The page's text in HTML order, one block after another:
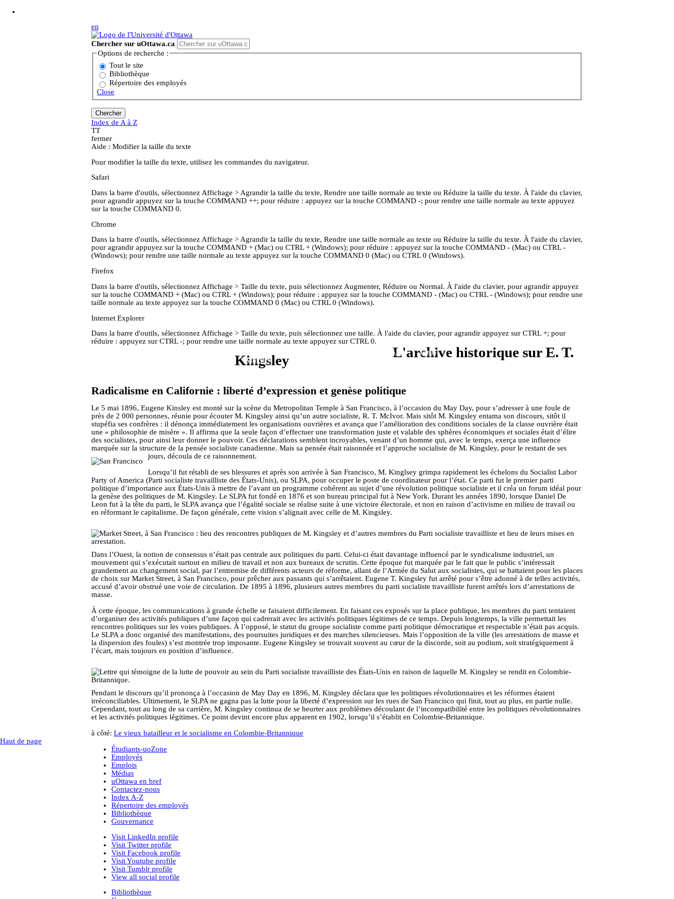
en
Chercher sur uOttawa.ca
Options de recherche :
Tout le site
Bibliothèque
Répertoire des employés
Close
Index de A à Z
TT
fermer
Aide : Modifier la taille du texte
Pour modifier la taille du texte, utilisez les commandes du navigateur.
Safari
Dans la barre d'outils, sélectionnez Affichage > Agrandir la taille du texte, Rendre une taille normale au texte ou Réduire la taille du texte. À l'aide du clavier,
pour agrandir appuyez sur la touche COMMAND ++; pour réduire : appuyez sur la touche COMMAND -; pour rendre une taille normale au texte appuyez
sur la touche COMMAND 0.
Chrome
Dans la barre d'outils, sélectionnez Affichage > Agrandir la taille du texte, Rendre une taille normale au texte ou Réduire la taille du texte. À l'aide du clavier,
pour agrandir appuyez sur la touche COMMAND + (Mac) ou CTRL + (Windows); pour réduire : appuyez sur la touche COMMAND - (Mac) ou CTRL -
(Windows); pour rendre une taille normale au texte appuyez sur la touche COMMAND 0 (Mac) ou CTRL 0 (Windows).
Firefox
Dans la barre d'outils, sélectionnez Affichage > Taille du texte, puis sélectionnez Augmenter, Réduire ou Normal. À l'aide du clavier, pour agrandir appuyez
sur la touche COMMAND + (Mac) ou CTRL + (Windows); pour réduire : appuyez sur la touche COMMAND - (Mac) ou CTRL - (Windows); pour rendre une
taille normale au texte appuyez sur la touche COMMAND 0 (Mac) ou CTRL 0 (Windows).
Internet Explorer
Dans la barre d'outils, sélectionnez Affichage > Taille du texte, puis sélectionnez une taille. À l'aide du clavier, pour agrandir appuyez sur CTRL +; pour
réduire : appuyez sur CTRL -; pour rendre une taille normale au texte appuyez sur CTRL 0.
Kingsley
À propos de Liens
L'archive historique sur E. T.
Kingsley
Radicalisme en Californie : liberté d’expression et genèse politique
Le 5 mai 1896, Eugene Kinsley est monté sur la scène du Metropolitan Temple à San Francisco, à l’occasion du May Day, pour s’adresser à une foule de
près de 2 000 personnes, réunie pour écouter M. Kingsley ainsi qu’un autre socialiste, R. T. McIvor. Mais sitôt M. Kingsley entama son discours, sitôt il
stupéfia ses confrères : il dénonça immédiatement les organisations ouvrières et avança que l’amélioration des conditions sociales de la classe ouvrière était
une « philosophie de misère ». Il affirma que la seule façon d’effectuer une transformation juste et valable des sphères économiques et sociales était d’élire
des socialistes, pour ainsi leur donner le pouvoir. Ces déclarations semblent incroyables, venant d’un homme qui, avec le temps, exerça une influence
marquée sur la structure de la pensée socialiste canadienne. Mais sa pensée était raisonnée et l’approche socialiste de M. Kingsley, pour le restant de ses
jours, découla de ce raisonnement.
Lorsqu’il fut rétabli de ses blessures et après son arrivée à San Francisco, M. Kinglsey grimpa rapidement les échelons du Socialist Labor
Party of America (Parti socialiste travailliste des États-Unis), ou SLPA, pour occuper le poste de coordinateur pour l’état. Ce parti fut le premier parti
politique d’importance aux États-Unis à mettre de l’avant un programme cohérent au sujet d’une révolution politique socialiste et il créa un forum idéal pour
la genèse des politiques de M. Kingsley. Le SLPA fut fondé en 1876 et son bureau principal fut à New York. Durant les années 1890, lorsque Daniel De
Leon fut à la tête du parti, le SLPA avança que l’égalité sociale se réalise suite à une victoire électorale, et non en raison d’activisme en milieu de travail ou
en réformant le capitalisme. De façon générale, cette vision s’alignait avec celle de M. Kingsley.
Dans l’Ouest, la notion de consensus n’était pas centrale aux politiques du parti. Celui-ci était davantage influencé par le syndicalisme industriel, un
mouvement qui s’exécutait surtout en milieu de travail et non aux bureaux de scrutin. Cette époque fut marquée par le fait que le public s’intéressait
grandement au changement social, par l’entremise de différents acteurs de réforme, allant de l’Armée du Salut aux socialistes, qui se battaient pour les places
de choix sur Market Street, à San Francisco, pour prêcher aux passants qui s’arrêtaient. Eugene T. Kingsley fut arrêté pour s’être adonné à de telles activités,
accusé d’avoir obstrué une voie de circulation. De 1895 à 1896, plusieurs autres membres du parti socialiste travailliste furent arrêtés lors d’arrestations de
masse.
À cette époque, les communications à grande échelle se faisaient difficilement. En faisant ces exposés sur la place publique, les membres du parti tentaient
d’organiser des activités publiques d’une façon qui cadrerait avec les activités politiques légitimes de ce temps. Depuis longtemps, la ville permettait les
rencontres politiques sur les voies publiques. À l’opposé, le statut du groupe socialiste comme parti politique démocratique et respectable n’était pas acquis.
Le SLPA a donc organisé des manifestations, des poursuites juridiques et des marches silencieuses. Mais l’opposition de la ville (les arrestations de masse et
la dispersion des foules) s’est montrée trop imposante. Eugene Kingsley se trouvait souvent au cœur de la discorde, soit au podium, soit stratégiquement à
l’écart, mais toujours en position d’influence.
Pendant le discours qu’il prononça à l’occasion de May Day en 1896, M. Kingsley déclara que les politiques révolutionnaires et les réformes étaient
irréconciliables. Ultimement, le SLPA ne gagna pas la lutte pour la liberté d’expression sur les rues de San Francisco qui finit, tout au plus, en partie nulle.
Cependant, tout au long de sa carrière, M. Kingsley continua de se heurter aux problèmes découlant de l’incompatibilité entre les politiques révolutionnaires
et les activités politiques légitimes. Ce point devint encore plus apparent en 1902, lorsqu’il s’établit en Colombie-Britannique.
à côté: Le vieux batailleur et le socialisme en Colombie-Britannique
Haut de page
Étudiants-uoZone
Employés
Emplois
Médias
uOttawa en bref
Contactez-nous
Index A-Z
Répertoire des employés
Bibliothèque
Gouvernance
Visit LinkedIn profile
Visit Twitter profile
Visit Facebook profile
Visit Youtube profile
Visit Tumblr profile
View all social profile
Bibliothèque